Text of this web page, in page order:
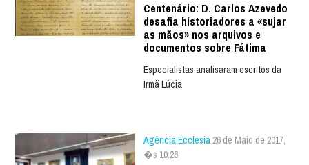
Centenário: D. Carlos Azevedo
desafia historiadores a «sujar
as mãos» nos arquivos e
documentos sobre Fátima
Especialistas analisaram escritos da
Irmã Lúcia
Agência Ecclesia 26 de Maio de 2017,
�s 10:26